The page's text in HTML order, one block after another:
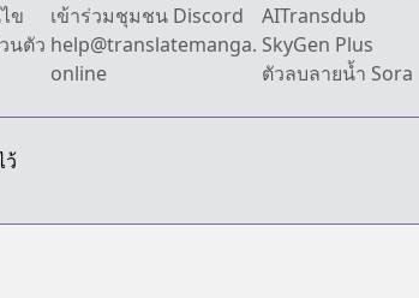
ข
นตัว
เข้าร่วมชุมชน Discord
help@translatemanga.
online
AITransdub
SkyGen Plus
ตัวลบลายน้ำ Sora
ว้